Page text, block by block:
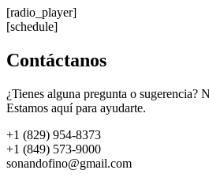
[radio_player]
[schedule]
Contáctanos
¿Tienes alguna pregunta o sugerencia?
Estamos aquí para ayudarte.
+1 (829) 954-8373
+1 (849) 573-9000
sonandofino@gmail.com